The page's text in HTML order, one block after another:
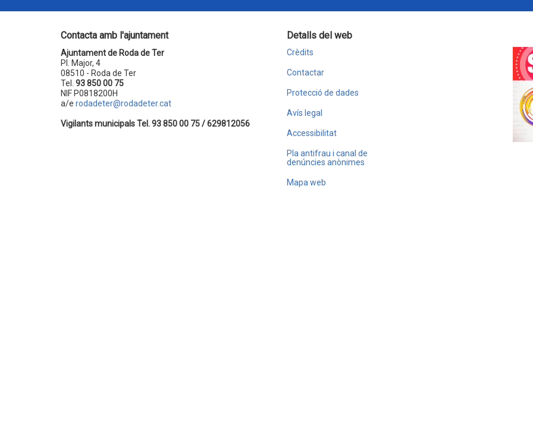
Contacta amb l'ajuntament
Ajuntament de Roda de Ter
Pl. Major, 4
08510 - Roda de Ter
Tel. 93 850 00 75
NIF P0818200H
a/e rodadeter@rodadeter.cat
Vigilants municipals Tel. 93 850 00 75 / 629812056
Detalls del web
Crèdits
Contactar
Protecció de dades
Avís legal
Accessibilitat
Pla antifrau i canal de
denúncies anònimes
Mapa web